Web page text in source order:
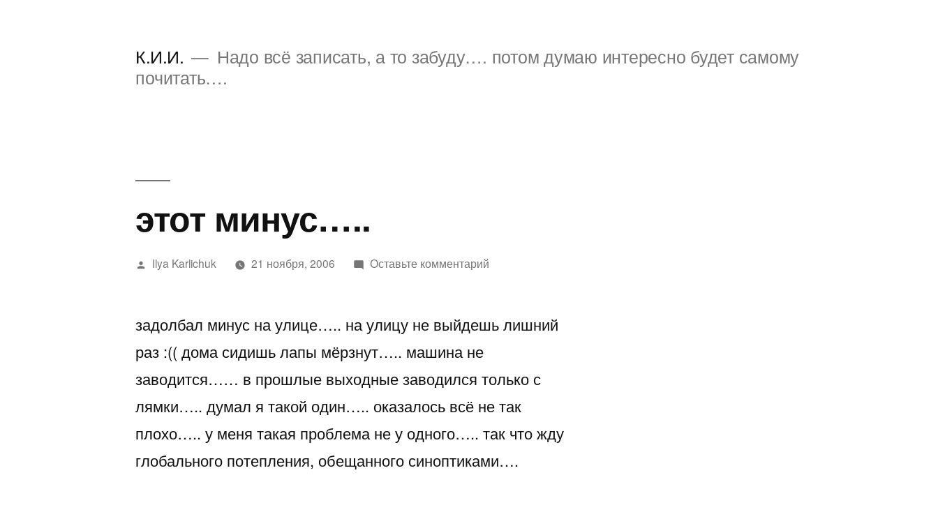
К.И.И.
Надо всё записать, а то забуду…. потом думаю интересно будет самому
почитать….
этот минус…..
Написано
Ilya Karlichuk 21 ноября, 2006 Оставьте комментарийк
задолбал минус на улице….. на улицу не выйдешь лишний
раз :(( дома сидишь лапы мёрзнут….. машина не
заводится…… в прошлые выходные заводился только с
лямки….. думал я такой один….. оказалось всё не так
плохо….. у меня такая проблема не у одного….. так что жду
глобального потепления, обещанного синоптиками….